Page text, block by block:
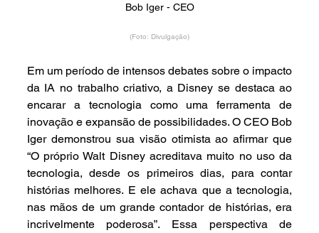
Bob Iger - CEO
(Foto: Divulgação)
Em um período de intensos debates sobre o impacto
da IA no trabalho criativo, a Disney se destaca ao
encarar a tecnologia como uma ferramenta de
inovação e expansão de possibilidades. O CEO Bob
Iger demonstrou sua visão otimista ao afirmar que
“O próprio Walt Disney acreditava muito no uso da
tecnologia, desde os primeiros dias, para contar
histórias melhores. E ele achava que a tecnologia,
nas mãos de um grande contador de histórias, era
incrivelmente poderosa”. Essa perspectiva de